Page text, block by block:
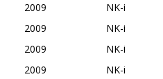
2009
NK-i
2009
NK-i
2009
NK-i
2009
NK-i